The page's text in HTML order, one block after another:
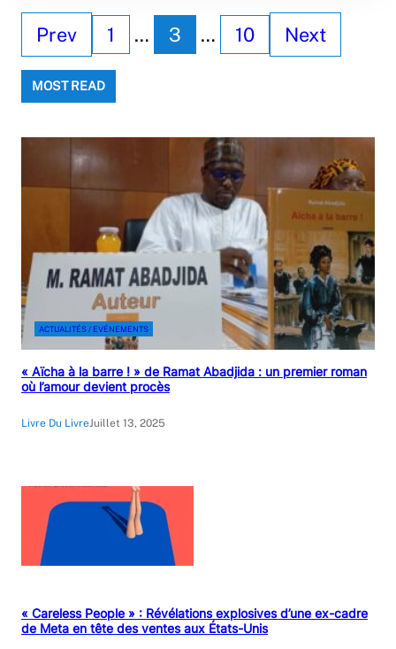
Prev 1 … 3 … 10 Next
MOST READ
ACTUALITÉS / EVÉNEMENTS
« Aïcha à la barre ! » de Ramat Abadjida : un premier roman
où l’amour devient procès
Livre Du LivreJuillet 13, 2025
« Careless People » : Révélations explosives d’une ex-cadre
de Meta en tête des ventes aux États-Unis